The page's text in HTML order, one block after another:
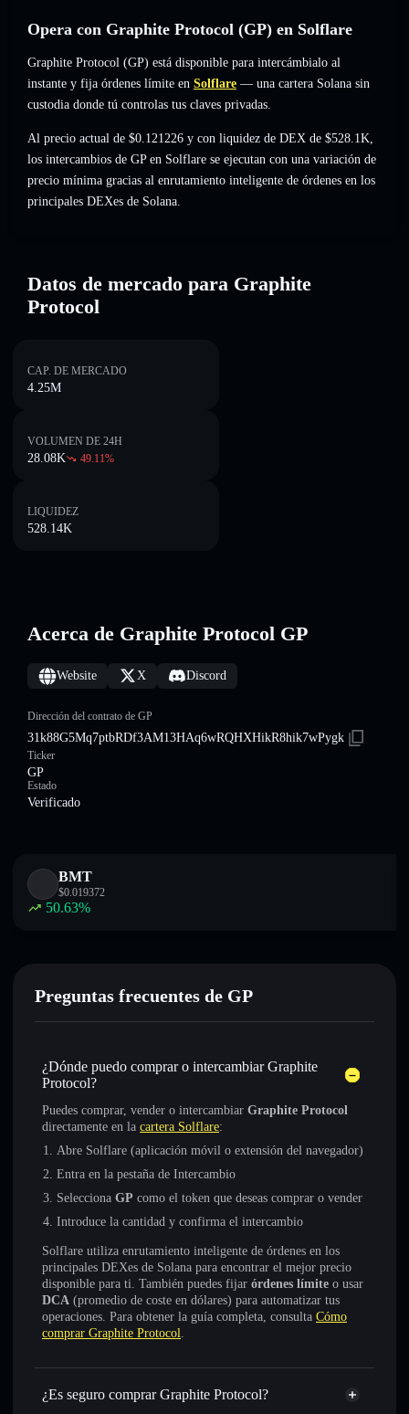
Opera con Graphite Protocol (GP) en Solflare
Graphite Protocol (GP) está disponible para intercámbialo al
instante y fija órdenes límite en Solflare — una cartera Solana sin
custodia donde tú controlas tus claves privadas.
Al precio actual de $0.121226 y con liquidez de DEX de $528.1K,
los intercambios de GP en Solflare se ejecutan con una variación de
precio mínima gracias al enrutamiento inteligente de órdenes en los
principales DEXes de Solana.
Datos de mercado para Graphite
Protocol
CAP. DE MERCADO
4.25M
VOLUMEN DE 24H
28.08K 49.11%
LIQUIDEZ
528.14K
Acerca de Graphite Protocol GP
Website X Discord
Dirección del contrato de GP
31k88G5Mq7ptbRDf3AM13HAq6wRQHXHikR8hik7wPygk
Ticker
GP
Estado
Verificado
BMT
$0.019372
50.63%
Preguntas frecuentes de GP
¿Dónde puedo comprar o intercambiar Graphite
Protocol?
Puedes comprar, vender o intercambiar Graphite Protocol
directamente en la cartera Solflare:
Abre Solflare (aplicación móvil o extensión del navegador)
Entra en la pestaña de Intercambio
Selecciona GP como el token que deseas comprar o vender
Introduce la cantidad y confirma el intercambio
Solflare utiliza enrutamiento inteligente de órdenes en los
principales DEXes de Solana para encontrar el mejor precio
disponible para ti. También puedes fijar órdenes límite o usar
DCA (promedio de coste en dólares) para automatizar tus
operaciones. Para obtener la guía completa, consulta Cómo
comprar Graphite Protocol.
¿Es seguro comprar Graphite Protocol?